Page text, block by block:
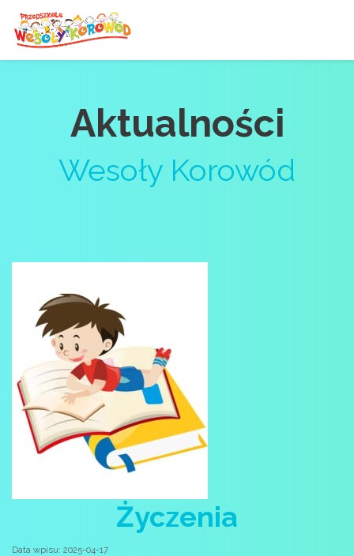
Aktualności
Wesoły Korowód
Życzenia
Data wpisu: 2025-04-17